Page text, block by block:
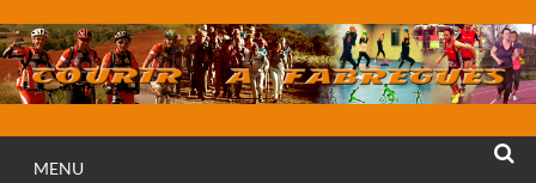
au
contenu
MENU